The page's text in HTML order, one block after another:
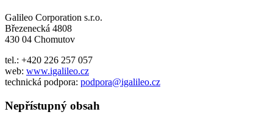
Galileo Corporation s.r.o.
Březenecká 4808
430 04 Chomutov
tel.: +420 226 257 057
web: www.igalileo.cz
technická podpora: podpora@igalileo.cz
Nepřístupný obsah